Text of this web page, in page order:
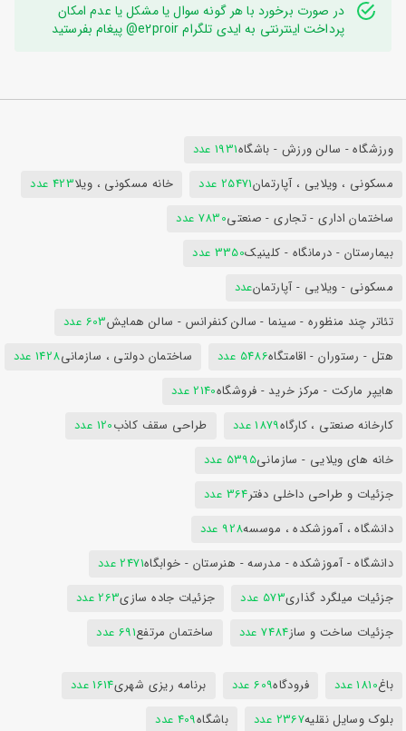
در صورت برخورد با هر گونه سوال یا مشکل یا عدم امکان
پرداخت اینترنتی به ایدی تلگرام e2proir@ پیغام بفرستید
ورزشگاه - سالن ورزش - باشگاه1931 عدد
مسکونی ، ویلایی ، آپارتمان25471 عدد خانه مسکونی ، ویلا423 عدد
ساختمان اداری - تجاری - صنعتی7830 عدد
بیمارستان - درمانگاه - کلینیک3350 عدد
مسکونی - ویلایی - آپارتمانعدد
تئاتر چند منظوره - سینما - سالن کنفرانس - سالن همایش603 عدد
هتل - رستوران - اقامتگاه5486 عدد ساختمان دولتی ، سازمانی1428 عدد
هایپر مارکت - مرکز خرید - فروشگاه2140 عدد
کارخانه صنعتی ، کارگاه1879 عدد طراحی سقف کاذب120 عدد
خانه های ویلایی - سازمانی5395 عدد
جزئیات و طراحی داخلی دفتر364 عدد
دانشگاه ، آموزشکده ، موسسه928 عدد
دانشگاه - آموزشکده - مدرسه - هنرستان - خوابگاه2471 عدد
جزئیات میلگرد گذاری573 عدد جزئیات جاده سازی263 عدد
جزئیات ساخت و ساز7484 عدد ساختمان مرتفع691 عدد
باغ1810 عدد فرودگاه609 عدد برنامه ریزی شهری1614 عدد
بلوک وسایل نقلیه2367 عدد باشگاه409 عدد